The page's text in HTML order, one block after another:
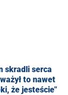
skradli serca
to nawet
że jesteście"